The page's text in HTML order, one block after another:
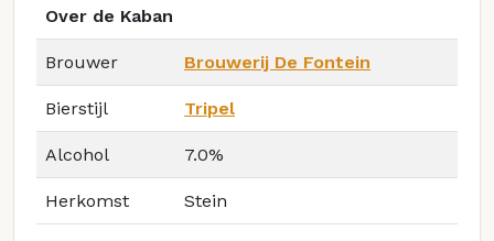
Over de Kaban
Brouwer Brouwerij De Fontein
Bierstijl Tripel
Alcohol 7.0%
Herkomst Stein